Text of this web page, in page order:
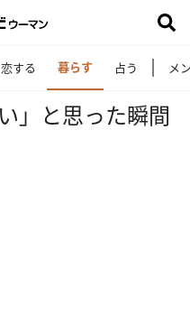
恋する 暮らす 占う メ
」と思った瞬間